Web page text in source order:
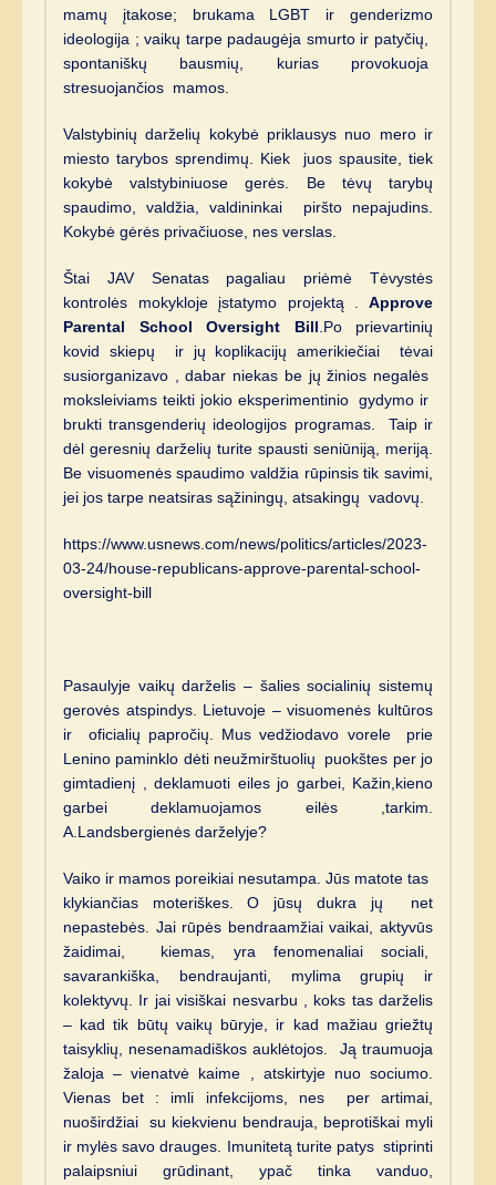
mamų įtakose; brukama LGBT ir genderizmo
ideologija ; vaikų tarpe padaugėja smurto ir patyčių,
spontaniškų bausmių, kurias provokuoja
stresuojančios mamos.
Valstybinių darželių kokybė priklausys nuo mero ir
miesto tarybos sprendimų. Kiek juos spausite, tiek
kokybė valstybiniuose gerės. Be tėvų tarybų
spaudimo, valdžia, valdininkai piršto nepajudins.
Kokybė gėrės privačiuose, nes verslas.
Štai JAV Senatas pagaliau priėmė Tėvystės
kontrolės mokykloje įstatymo projektą .
Approve
Parental School Oversight Bill .Po prievartinių
kovid skiepų ir jų koplikacijų amerikiečiai tėvai
susiorganizavo , dabar niekas be jų žinios negalės
moksleiviams teikti jokio eksperimentinio gydymo ir
brukti transgenderių ideologijos programas. Taip ir
dėl geresnių darželių turite spausti seniūniją, meriją.
Be visuomenės spaudimo valdžia rūpinsis tik savimi,
jei jos tarpe neatsiras sąžiningų, atsakingų vadovų.
https://www.usnews.com/news/politics/articles/2023-
03-24/house-republicans-approve-parental-school-
oversight-bill
Pasaulyje vaikų darželis – šalies socialinių sistemų
gerovės atspindys. Lietuvoje – visuomenės kultūros
ir oficialių papročių. Mus vedžiodavo vorele prie
Lenino paminklo dėti neužmirštuolių puokštes per jo
gimtadienį , deklamuoti eiles jo garbei, Kažin,kieno
garbei deklamuojamos eilės ,tarkim.
A.Landsbergienės darželyje?
Vaiko ir mamos poreikiai nesutampa. Jūs matote tas
klykiančias moteriškes. O jūsų dukra jų net
nepastebės. Jai rūpės bendraamžiai vaikai, aktyvūs
žaidimai, kiemas, yra fenomenaliai sociali,
savarankiška, bendraujanti, mylima grupių ir
kolektyvų. Ir jai visiškai nesvarbu , koks tas darželis
– kad tik būtų vaikų būryje, ir kad mažiau griežtų
taisyklių, nesenamadiškos auklėtojos. Ją traumuoja
žaloja – vienatvė kaime , atskirtyje nuo sociumo.
Vienas bet : imli infekcijoms, nes per artimai,
nuoširdžiai su kiekvienu bendrauja, beprotiškai myli
ir mylės savo drauges. Imunitetą turite patys stiprinti
palaipsniui grūdinant, ypač tinka vanduo,